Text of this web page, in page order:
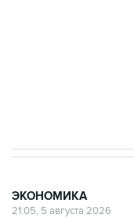
ЭКОНОМИКА
21:05, 5 августа 2026